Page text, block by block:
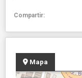
Compartir:
Mapa